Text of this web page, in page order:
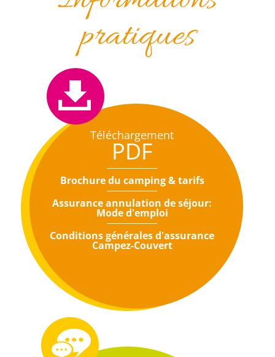
pratiques
Téléchargement
PDF
Brochure du camping & tarifs
Assurance annulation de séjour:
Mode d'emploi
Conditions générales d'assurance
Campez-Couvert